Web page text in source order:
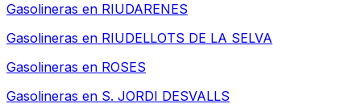
Gasolineras en RIUDARENES
Gasolineras en RIUDELLOTS DE LA SELVA
Gasolineras en ROSES
Gasolineras en S. JORDI DESVALLS